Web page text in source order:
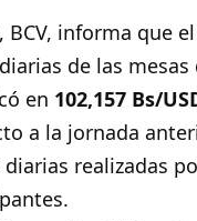
BCV, informa que
de las
en 102,157 Bs/
a la jornada
realizadas